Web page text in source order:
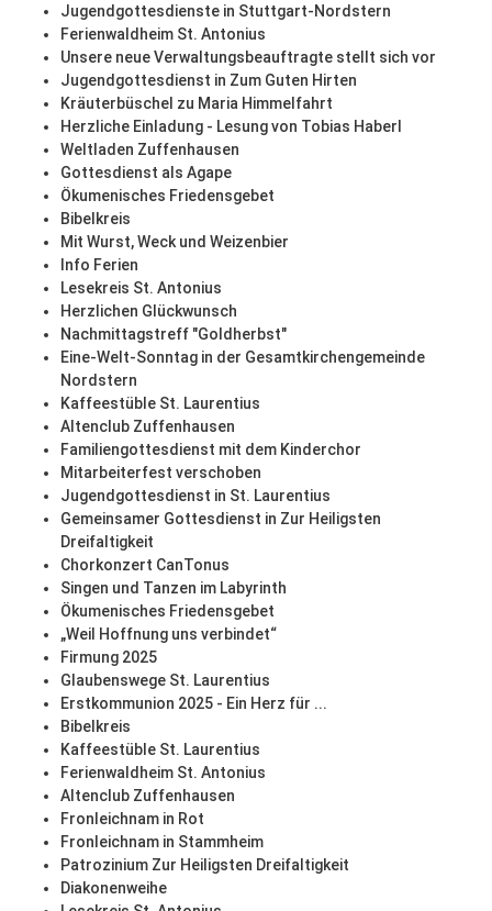
Jugendgottesdienste in Stuttgart-Nordstern
Ferienwaldheim St. Antonius
Unsere neue Verwaltungsbeauftragte stellt sich vor
Jugendgottesdienst in Zum Guten Hirten
Kräuterbüschel zu Maria Himmelfahrt
Herzliche Einladung - Lesung von Tobias Haberl
Weltladen Zuffenhausen
Gottesdienst als Agape
Ökumenisches Friedensgebet
Bibelkreis
Mit Wurst, Weck und Weizenbier
Info Ferien
Lesekreis St. Antonius
Herzlichen Glückwunsch
Nachmittagstreff "Goldherbst"
Eine-Welt-Sonntag in der Gesamtkirchengemeinde
Nordstern
Kaffeestüble St. Laurentius
Altenclub Zuffenhausen
Familiengottesdienst mit dem Kinderchor
Mitarbeiterfest verschoben
Jugendgottesdienst in St. Laurentius
Gemeinsamer Gottesdienst in Zur Heiligsten
Dreifaltigkeit
Chorkonzert CanTonus
Singen und Tanzen im Labyrinth
Ökumenisches Friedensgebet
„Weil Hoffnung uns verbindet“
Firmung 2025
Glaubenswege St. Laurentius
Erstkommunion 2025 - Ein Herz für ...
Bibelkreis
Kaffeestüble St. Laurentius
Ferienwaldheim St. Antonius
Altenclub Zuffenhausen
Fronleichnam in Rot
Fronleichnam in Stammheim
Patrozinium Zur Heiligsten Dreifaltigkeit
Diakonenweihe